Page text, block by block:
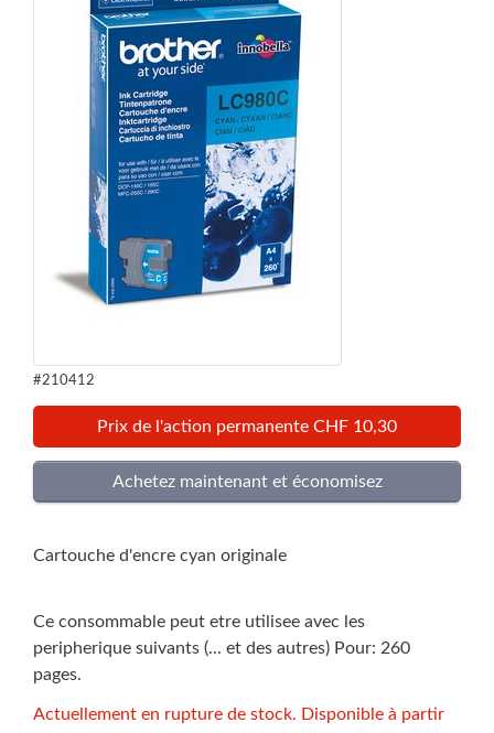
#210412
Prix de l'action permanente CHF 10,30
Cartouche d'encre cyan originale
Ce consommable peut etre utilisee avec les
peripherique suivants (... et des autres) Pour: 260
pages.
Actuellement en rupture de stock. Disponible à partir